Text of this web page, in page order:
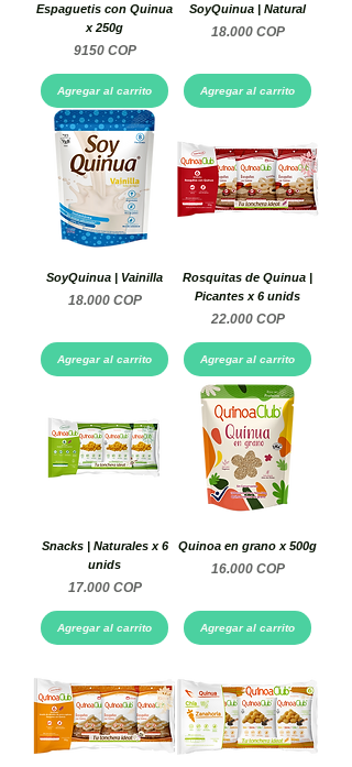
Espaguetis con Quinua
x 250g
Precio
9150 COP
Agregar al carrito
SoyQuinua | Natural
Precio
18.000 COP
Agregar al carrito
SoyQuinua | Vainilla
Precio
18.000 COP
Agregar al carrito
Rosquitas de Quinua |
Picantes x 6 unids
Precio
22.000 COP
Agregar al carrito
Snacks | Naturales x 6
unids
Precio
17.000 COP
Agregar al carrito
Quinoa en grano x 500g
Precio
16.000 COP
Agregar al carrito